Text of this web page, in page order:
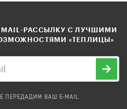
РАССЫЛКУ С ЛУЧШИМИ
«ТЕПЛИЦЫ»
ПЕРЕДАДИМ ВАШ E-MAIL